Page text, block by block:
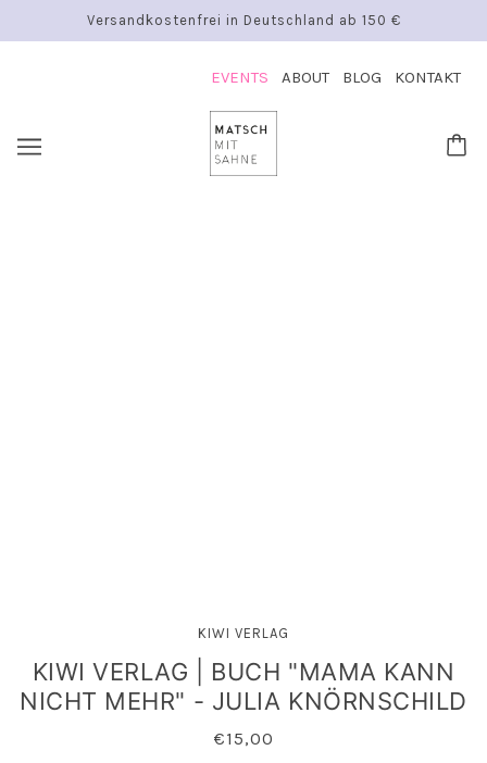
Versandkostenfrei in Deutschland ab 150 €
EVENTS ABOUT BLOG KONTAKT
KIWI VERLAG
KIWI VERLAG | BUCH "MAMA KANN
NICHT MEHR" - JULIA KNÖRNSCHILD
€15,00